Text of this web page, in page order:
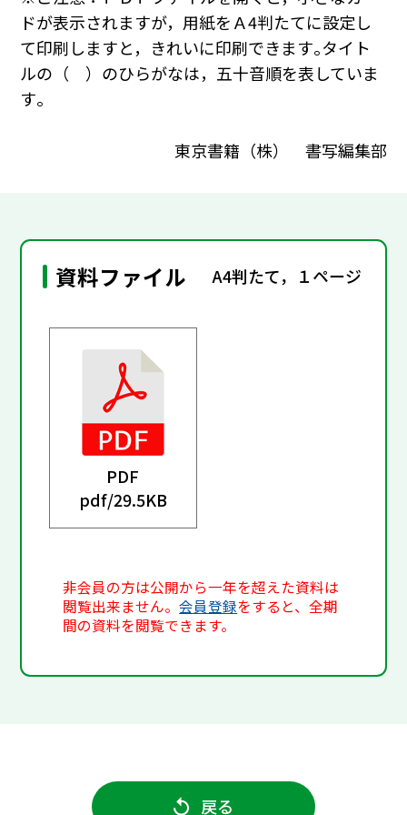
ドが表示されますが，用紙をＡ4判たてに設定し
て印刷しますと，きれいに印刷できます｡タイト
ルの（ ）のひらがなは，五十音順を表していま
す｡
東京書籍（株） 書写編集部
資料ファイル A4判たて，１ページ
PDF
pdf/29.5KB
非会員の方は公開から一年を超えた資料は
閲覧出来ません。会員登録をすると、全期
間の資料を閲覧できます。
戻る